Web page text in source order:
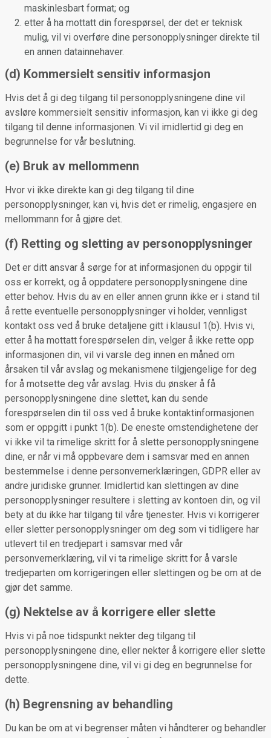
maskinlesbart format; og
etter å ha mottatt din forespørsel, der det er teknisk
mulig, vil vi overføre dine personopplysninger direkte til
en annen datainnehaver.
(d) Kommersielt sensitiv informasjon
Hvis det å gi deg tilgang til personopplysningene dine vil
avsløre kommersielt sensitiv informasjon, kan vi ikke gi deg
tilgang til denne informasjonen. Vi vil imidlertid gi deg en
begrunnelse for vår beslutning.
(e) Bruk av mellommenn
Hvor vi ikke direkte kan gi deg tilgang til dine
personopplysninger, kan vi, hvis det er rimelig, engasjere en
mellommann for å gjøre det.
(f) Retting og sletting av personopplysninger
Det er ditt ansvar å sørge for at informasjonen du oppgir til
oss er korrekt, og å oppdatere personopplysningene dine
etter behov. Hvis du av en eller annen grunn ikke er i stand til
å rette eventuelle personopplysninger vi holder, vennligst
kontakt oss ved å bruke detaljene gitt i klausul 1(b). Hvis vi,
etter å ha mottatt forespørselen din, velger å ikke rette opp
informasjonen din, vil vi varsle deg innen en måned om
årsaken til vår avslag og mekanismene tilgjengelige for deg
for å motsette deg vår avslag. Hvis du ønsker å få
personopplysningene dine slettet, kan du sende
forespørselen din til oss ved å bruke kontaktinformasjonen
som er oppgitt i punkt 1(b). De eneste omstendighetene der
vi ikke vil ta rimelige skritt for å slette personopplysningene
dine, er når vi må oppbevare dem i samsvar med en annen
bestemmelse i denne personvernerklæringen, GDPR eller av
andre juridiske grunner. Imidlertid kan slettingen av dine
personopplysninger resultere i sletting av kontoen din, og vil
bety at du ikke har tilgang til våre tjenester. Hvis vi korrigerer
eller sletter personopplysninger om deg som vi tidligere har
utlevert til en tredjepart i samsvar med vår
personvernerklæring, vil vi ta rimelige skritt for å varsle
tredjeparten om korrigeringen eller slettingen og be om at de
gjør det samme.
(g) Nektelse av å korrigere eller slette
Hvis vi på noe tidspunkt nekter deg tilgang til
personopplysningene dine, eller nekter å korrigere eller slette
personopplysningene dine, vil vi gi deg en begrunnelse for
dette.
(h) Begrensning av behandling
Du kan be om at vi begrenser måten vi håndterer og behandler